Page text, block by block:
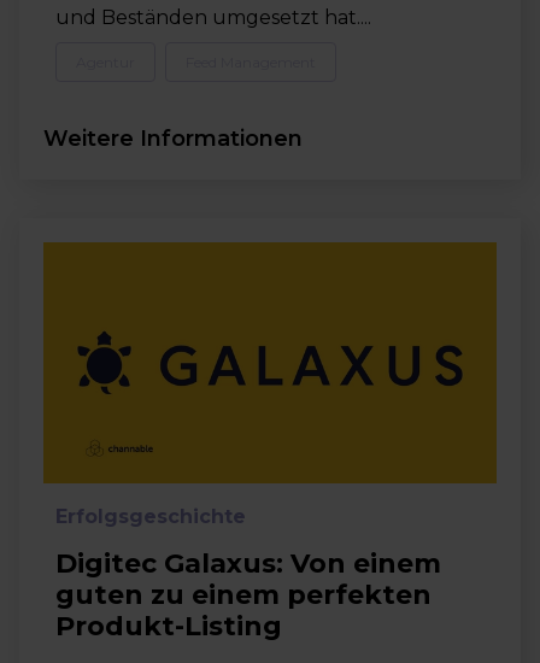
und Beständen umgesetzt hat....
Weitere Informationen
Erfolgsgeschichte
Digitec Galaxus: Von einem
guten zu einem perfekten
Produkt-Listing